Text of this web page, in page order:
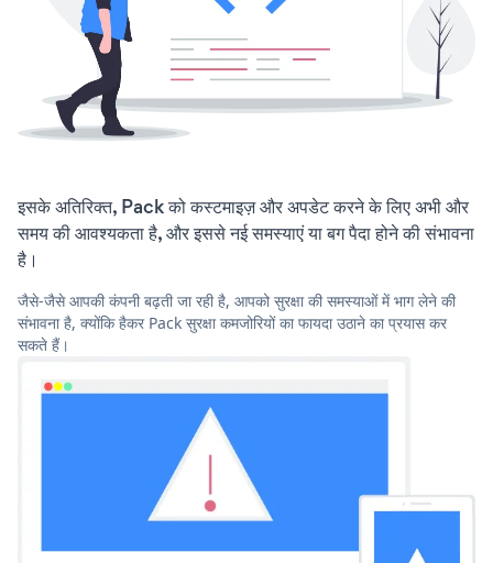
इसके अतिरिक्त, Pack को कस्टमाइज़ और अपडेट करने के लिए अभी और
समय की आवश्यकता है, और इससे नई समस्याएं या बग पैदा होने की संभावना
है।
जैसे-जैसे आपकी कंपनी बढ़ती जा रही है, आपको सुरक्षा की समस्याओं में भाग लेने की
संभावना है, क्योंकि हैकर Pack सुरक्षा कमजोरियों का फायदा उठाने का प्रयास कर
सकते हैं।